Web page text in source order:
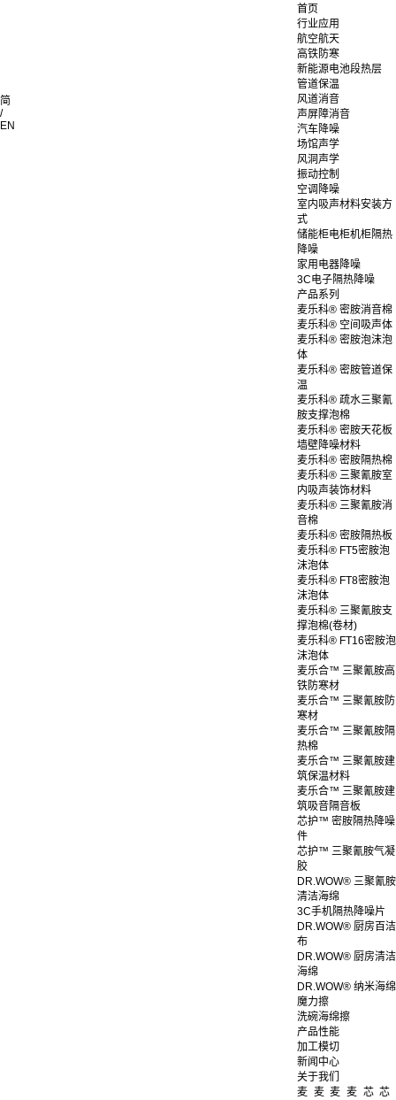
简
/
EN
首页
行业应用
航空航天
高铁防寒
新能源电池段热层
管道保温
风道消音
声屏障消音
汽车降噪
场馆声学
风洞声学
振动控制
空调降噪
室内吸声材料安装方
式
储能柜电柜机柜隔热
降噪
家用电器降噪
3C电子隔热降噪
产品系列
麦乐科® 密胺消音棉
麦乐科® 空间吸声体
麦乐科® 密胺泡沫泡
体
麦乐科® 密胺管道保
温
麦乐科® 疏水三聚氰
胺支撑泡棉
麦乐科® 密胺天花板
墙壁降噪材料
麦乐科® 密胺隔热棉
麦乐科® 三聚氰胺室
内吸声装饰材料
麦乐科® 三聚氰胺消
音棉
麦乐科® 密胺隔热板
麦乐科® FT5密胺泡
沫泡体
麦乐科® FT8密胺泡
沫泡体
麦乐科® 三聚氰胺支
撑泡棉(卷材)
麦乐科® FT16密胺泡
沫泡体
麦乐合™ 三聚氰胺高
铁防寒材
麦乐合™ 三聚氰胺防
寒材
麦乐合™ 三聚氰胺隔
热棉
麦乐合™ 三聚氰胺建
筑保温材料
麦乐合™ 三聚氰胺建
筑吸音隔音板
芯护™ 密胺隔热降噪
件
芯护™ 三聚氰胺气凝
胶
DR.WOW® 三聚氰胺
清洁海绵
3C手机隔热降噪片
DR.WOW® 厨房百洁
布
DR.WOW® 厨房清洁
海绵
DR.WOW® 纳米海绵
魔力擦
洗碗海绵擦
产品性能
加工模切
新闻中心
关于我们
麦 麦 麦 麦 芯 芯